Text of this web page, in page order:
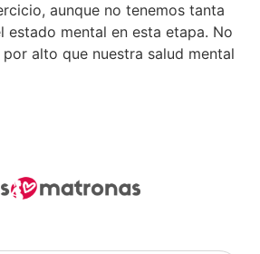
aunque no tenemos tanta
estado mental en esta etapa. No
alto que nuestra salud mental